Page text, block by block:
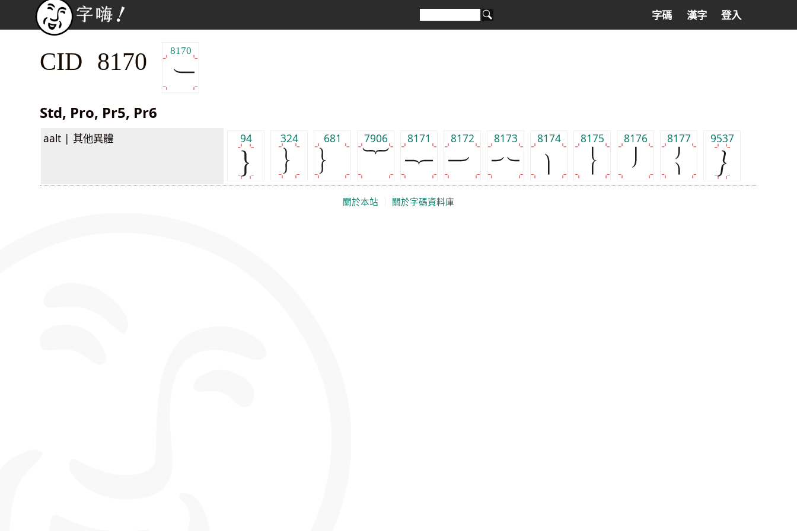
字碼 漢字 登入
CID 8170 8170
Std, Pro, Pr5, Pr6
aalt | 其他異體 94 324 681 7906 8171 8172 8173 8174 8175 8176 8177 9537
關於本站 關於字碼資料庫